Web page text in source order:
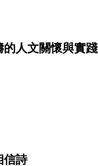
人文關懷與實踐
信詩